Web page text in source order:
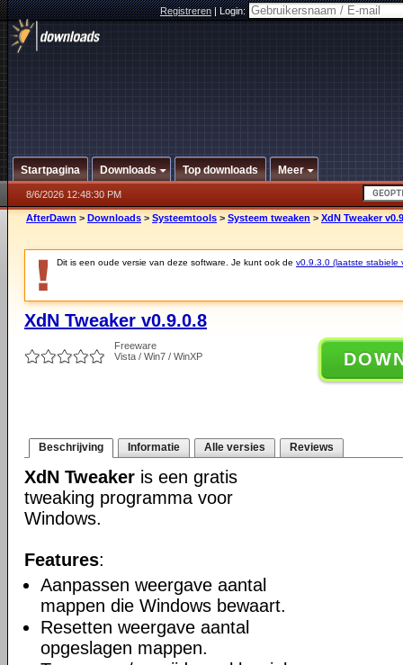
Registreren|Login:
Startpagina Downloads Top downloads Meer
8/6/2026 12:48:30 PM
AfterDawn > Downloads > Systeemtools > Systeem tweaken > XdN Tweaker
Dit is een oude versie van deze software. Je kunt ook de v0.9.3.0 (laatste stabiele
XdN Tweaker v0.9.0.8
Freeware
Vista / Win7 / WinXP
Beschrijving Informatie Alle versies Reviews
XdN Tweaker is een gratis
tweaking programma voor
Windows.
Features:
Aanpassen weergave aantal
mappen die Windows bewaart.
Resetten weergave aantal
opgeslagen mappen.